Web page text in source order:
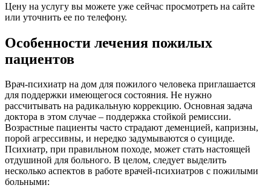
Цену на услугу вы можете уже сейчас просмотреть на сайте
или уточнить ее по телефону.
Особенности лечения пожилых
пациентов
Врач-психиатр на дом для пожилого человека приглашается
для поддержки имеющегося состояния. Не нужно
рассчитывать на радикальную коррекцию. Основная задача
доктора в этом случае – поддержка стойкой ремиссии.
Возрастные пациенты часто страдают деменцией, капризны,
порой агрессивны, и нередко задумываются о суициде.
Психиатр, при правильном походе, может стать настоящей
отдушиной для больного. В целом, следует выделить
несколько аспектов в работе врачей-психиатров с пожилыми
больными: